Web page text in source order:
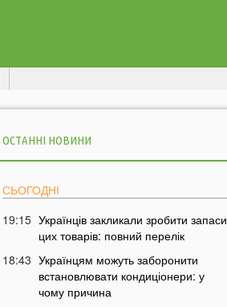
ОСТАННІ НОВИНИ
СЬОГОДНІ
19:15 Українців закликали зробити запаси
цих товарів: повний перелік
18:43 Українцям можуть заборонити
встановлювати кондиціонери: у
чому причина